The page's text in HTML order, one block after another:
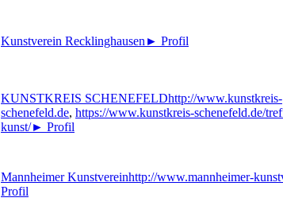
Kunstverein Recklinghausen ► Profil
KUNSTKREIS SCHENEFELDhttp://www.kunstkreis-
schenefeld.de, https://www.kunstkreis-schenefeld.de/
kunst/► Profil
Mannheimer Kunstvereinhttp://www.mannheimer-
Profil